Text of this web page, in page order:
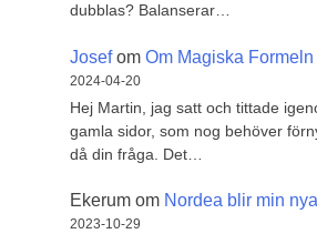
dubblas? Balanserar…
Josefom Om Magiska Formeln
2024-04-20
Hej Martin, jag satt och tittade
gamla sidor, som nog behöver
då din fråga. Det…
Ekerumom Nordea blir min
2023-10-29